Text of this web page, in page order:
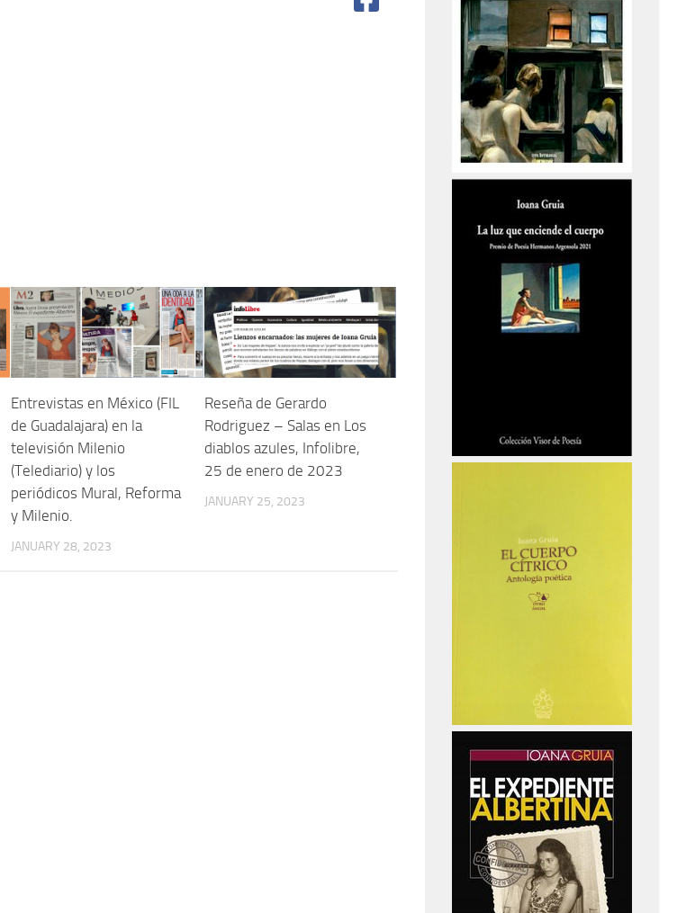
Entrevistas en México (FIL
de Guadalajara) en la
televisión Milenio
(Telediario) y los
periódicos Mural, Reforma
y Milenio.
JANUARY 28, 2023
Reseña de Gerardo
Rodriguez – Salas en Los
diablos azules, Infolibre,
25 de enero de 2023
JANUARY 25, 2023